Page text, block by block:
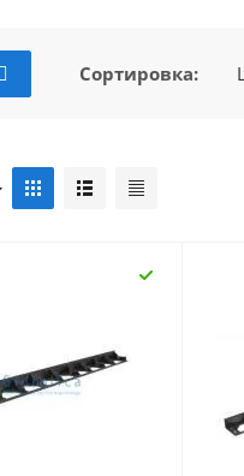
Сортировка: